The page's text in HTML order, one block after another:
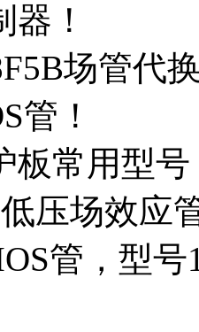
！
场管代
管！
板常用型
压场效应
管，型